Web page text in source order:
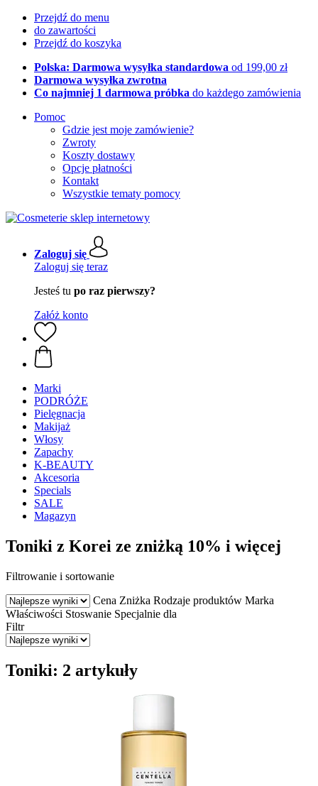
Przejdź do menu
do zawartości
Przejdź do koszyka
Polska: Darmowa wysyłka standardowa od 199,00 zł
Darmowa wysyłka zwrotna
Co najmniej 1 darmowa próbka do każdego zamówienia
Pomoc
Gdzie jest moje zamówienie?
Zwroty
Koszty dostawy
Opcje płatności
Kontakt
Wszystkie tematy pomocy
Zaloguj się
Zaloguj się teraz
Jesteś tu po raz pierwszy?
Załóż konto
Marki
PODRÓŻE
Pielęgnacja
Makijaż
Włosy
Zapachy
K-BEAUTY
Akcesoria
Specials
SALE
Magazyn
Toniki z Korei ze zniżką 10% i więcej
Filtrowanie i sortowanie
Cena Zniżka Rodzaje produktów Marka
Właściwości Stoswanie Specjalnie dla
Filtr
Toniki: 2 artykuły